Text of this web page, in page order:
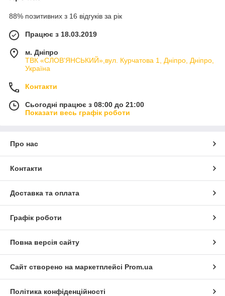
88% позитивних з 16 відгуків за рік
Працює з 18.03.2019
м. Дніпро
ТВК «СЛОВ'ЯНСЬКИЙ»,вул. Курчатова 1, Дніпро, Дніпро,
Україна
Контакти
Сьогодні працює з 08:00 до 21:00
Показати весь графік роботи
Про нас
Контакти
Доставка та оплата
Графік роботи
Повна версія сайту
Сайт створено на маркетплейсі Prom.ua
Політика конфіденційності